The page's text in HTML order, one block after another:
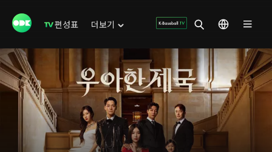
편성표 더보기